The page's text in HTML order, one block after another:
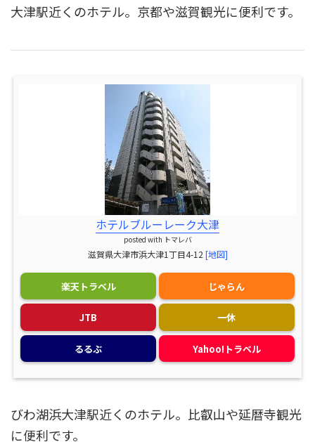
大津駅近くのホテル。京都や滋賀観光に便利です。
ホテルブルーレーク大津
posted with トマレバ
滋賀県大津市浜大津1丁目4-12 [地図]
楽天トラベル じゃらん
JTB 一休
るるぶ Yahoo!トラベル
びわ湖浜大津駅近くのホテル。比叡山や延暦寺観光
に便利です。